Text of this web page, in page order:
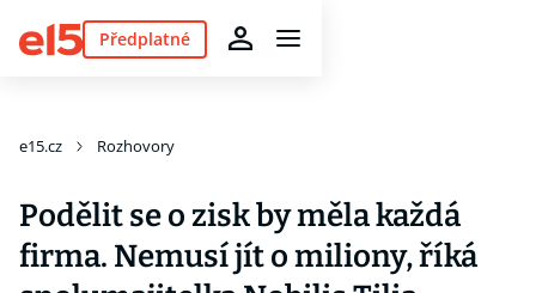
Předplatné
e15.cz Rozhovory
Podělit se o zisk by měla každá
firma. Nemusí jít o miliony, říká